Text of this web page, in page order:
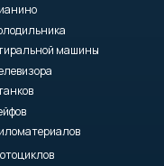
машины